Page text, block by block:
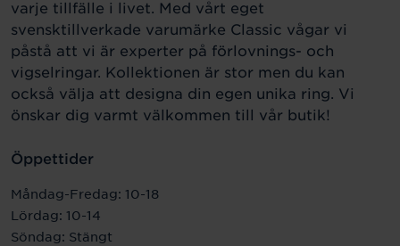
varje tillfälle i livet. Med vårt eget
svensktillverkade varumärke Classic vågar vi
påstå att vi är experter på förlovnings- och
vigselringar. Kollektionen är stor men du kan
också välja att designa din egen unika ring. Vi
önskar dig varmt välkommen till vår butik!
Öppettider
Måndag-Fredag: 10-18
Lördag: 10-14
Söndag: Stängt